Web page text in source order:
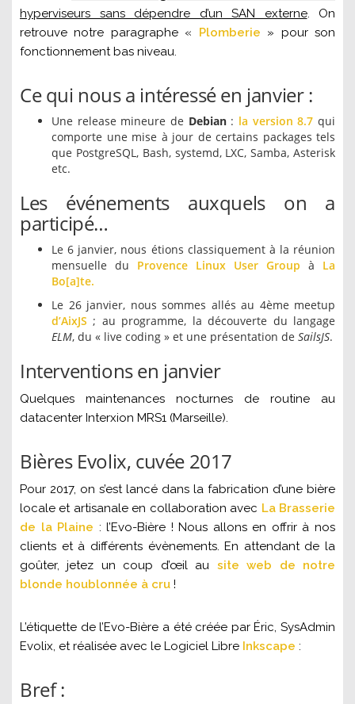
hyperviseurs sans dépendre d’un SAN externe. On
retrouve notre paragraphe «
Plomberie » pour son
fonctionnement bas niveau.
Ce qui nous a intéressé en janvier :
Une release mineure de Debian: la version 8.7 qui
comporte une mise à jour de certains packages tels
que PostgreSQL, Bash, systemd, LXC, Samba, Asterisk
etc.
Les événements auxquels on a
participé…
Le 6 janvier, nous étions classiquement à la réunion
mensuelle du Provence Linux User Group à La
Bo[a]te.
Le 26 janvier, nous sommes allés au 4ème meetup
d’AixJS ; au programme, la découverte du langage
ELM, du « live coding » et une présentation de SailsJS.
Interventions en janvier
Quelques maintenances nocturnes de routine au
datacenter Interxion MRS1 (Marseille).
Bières Evolix, cuvée 2017
Pour 2017, on s’est lancé dans la fabrication d’une bière
locale et artisanale en collaboration avec La Brasserie
de la Plaine : l’Evo-Bière ! Nous allons en offrir à nos
clients et à différents évènements. En attendant de la
goûter, jetez un coup d’œil au site web de notre
blonde houblonnée à cru !
L’étiquette de l’Evo-Bière a été créée par Éric, SysAdmin
Evolix, et réalisée avec le Logiciel Libre Inkscape :
Bref :